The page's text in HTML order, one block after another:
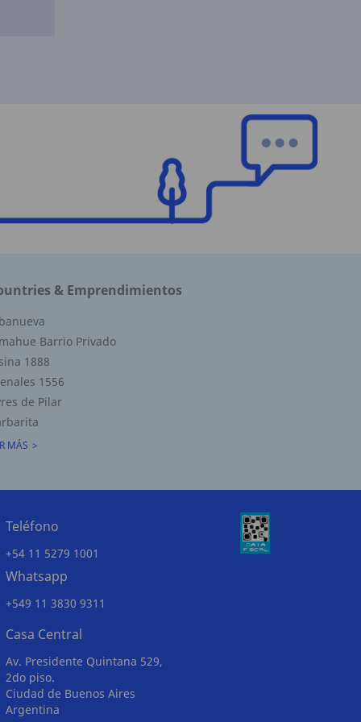
& Emprendimientos
Barrio Privado
1888
1556
de Pilar
MÁS
Teléfono
+54 11 5279 1001
Whatsapp
+549 11 3830 9311
Casa Central
Av. Presidente Quintana 529,
2do piso.
Ciudad de Buenos Aires
Argentina